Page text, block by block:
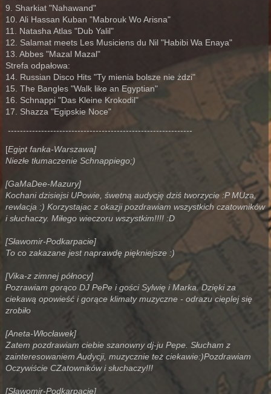
9. Sharkiat "Nahawand"
10. Ali Hassan Kuban "Mabrouk Wo Arisna"
11. Natasha Atlas "Dub Yalil"
12. Salamat meets Les Musiciens du Nil "Habibi Wa Enaya"
13. Abbes "Mazal Mazal"
Strefa odpałowa:
14. Russian Disco Hits "Ty mienia bolsze nie żdzi"
15. The Bangles "Walk like an Egyptian"
16. Schnappi "Das Kleine Krokodil"
17. Shazza "Egipskie Noce"
-------------------------------------------------------------
[Egipt fanka-Warszawa]
Niezłe tłumaczenie Schnappiego;)
[GaMaDee-Mazury]
Kochani dzisiejsi UPowie, śwetną audycję dziś tworzycie :P MUza,
rewlacja :) Korzystajac z okazji pozdrawiam wszystkich czatowników
i słuchaczy. Miłego wieczoru wszystkim!!!! :D
[Sławomir-Podkarpacie]
To co zakazane jest naprawdę piękniejsze :)
[Vika-z zimnej północy]
Pozrawiam gorąco DJ PePe i gości Sylwię i Marka. Dzięki za
ciekawą opowieść i gorące klimaty muzyczne - odrazu cieplej się
zrobiło
[Aneta-Włocławek]
Zatem pozdrawiam ciebie szanowny dj-ju Pepe. Słucham z
zainteresowaniem Audycji, muzycznie też ciekawie:)Pozdrawiam
Oczywiście CZatowników i słuchaczy!!!
[Sławomir-Podkarpacie]